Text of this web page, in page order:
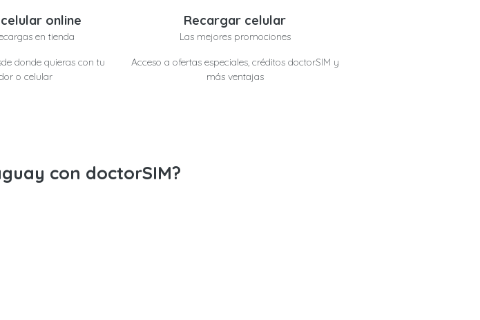
online
en tienda
donde quieras con tu
o celular
Recargar celular
Las mejores promociones
Acceso a ofertas especiales, créditos doctorSIM y
más ventajas
con doctorSIM?